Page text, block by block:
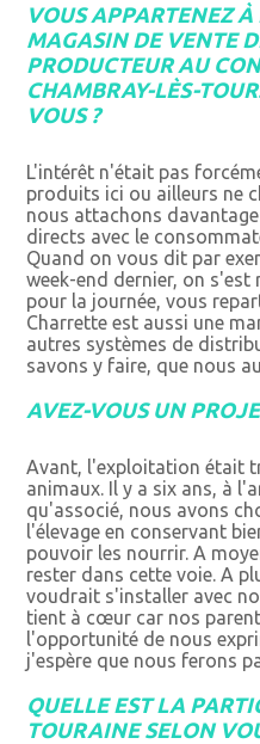
VOUS APPARTENEZ
MAGASIN DE VENTE
PRODUCTEUR AU
CHAMBRAY-LÈS-
VOUS ?
L'intérêt n'était pas
produits ici ou ailleurs ne
nous attachons
directs avec le
Quand on vous dit par
week-end dernier, on
pour la journée, vous
Charrette est aussi une
autres systèmes de
savons y faire, que nous
AVEZ-VOUS UN
Avant, l'exploitation était
animaux. Il y a six ans, à
qu'associé, nous avons
l'élevage en conservant
pouvoir les nourrir. A
rester dans cette voie. A
voudrait s'installer avec
tient à cœur car nos
l'opportunité de nous
j'espère que nous ferons
QUELLE EST LA
TOURAINE SELON